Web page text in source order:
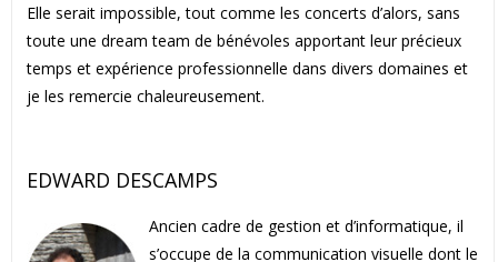
Elle serait impossible, tout comme les concerts d’alors, sans
toute une dream team de bénévoles apportant leur précieux
temps et expérience professionnelle dans divers domaines et
je les remercie chaleureusement.
EDWARD DESCAMPS
Ancien cadre de gestion et d’informatique, il
s’occupe de la communication visuelle dont le